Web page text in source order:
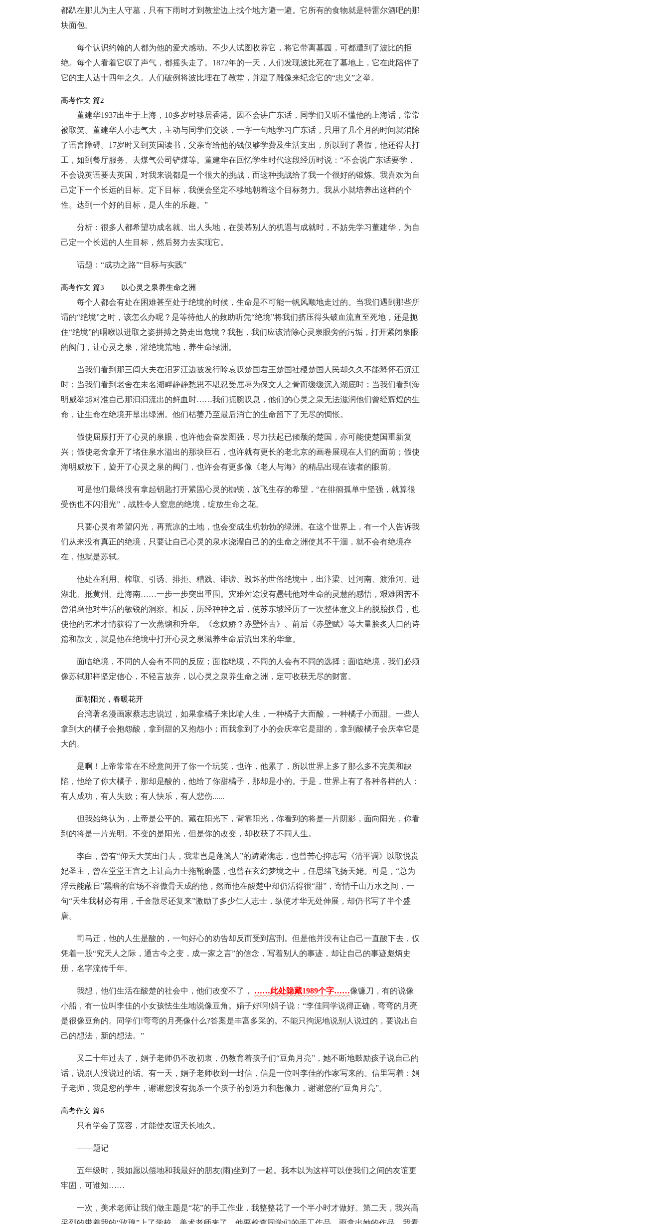
都趴在那儿为主人守墓，只有下雨时才到教堂边上找个地方避一避。它所有的食物就是特雷尔酒吧的那
块面包。
每个认识约翰的人都为他的爱犬感动。不少人试图收养它，将它带离墓园，可都遭到了波比的拒
绝。每个人看着它叹了声气，都摇头走了。1872年的一天，人们发现波比死在了墓地上，它在此陪伴了
它的主人达十四年之久。人们破例将波比埋在了教堂，并建了雕像来纪念它的“忠义”之举。
高考作文 篇2
董建华1937出生于上海，10多岁时移居香港。因不会讲广东话，同学们又听不懂他的上海话，常常
被取笑。董建华人小志气大，主动与同学们交谈，一字一句地学习广东话，只用了几个月的时间就消除
了语言障碍。17岁时又到英国读书，父亲寄给他的钱仅够学费及生活支出，所以到了暑假，他还得去打
工，如到餐厅服务、去煤气公司铲煤等。董建华在回忆学生时代这段经历时说：“不会说广东话要学，
不会说英语要去英国，对我来说都是一个很大的挑战，而这种挑战给了我一个很好的锻炼。我喜欢为自
己定下一个长远的目标。定下目标，我便会坚定不移地朝着这个目标努力。我从小就培养出这样的个
性。达到一个好的目标，是人生的乐趣。”
分析：很多人都希望功成名就、出人头地，在羡慕别人的机遇与成就时，不妨先学习董建华，为自
己定一个长远的人生目标，然后努力去实现它。
话题：“成功之路”“目标与实践”
高考作文 篇3 以心灵之泉养生命之洲
每个人都会有处在困难甚至处于绝境的时候，生命是不可能一帆风顺地走过的。当我们遇到那些所
谓的“绝境”之时，该怎么办呢？是等待他人的救助听凭“绝境”将我们挤压得头破血流直至死地，还是扼
住“绝境”的咽喉以进取之姿拼搏之势走出危境？我想，我们应该清除心灵泉眼旁的污垢，打开紧闭泉眼
的阀门，让心灵之泉，灌绝境荒地，养生命绿洲。
当我们看到那三闾大夫在汨罗江边披发行呤哀叹楚国君王楚国社稷楚国人民却久久不能释怀石沉江
时；当我们看到老舍在未名湖畔静静愁思不堪忍受屈辱为保文人之骨而缓缓沉入湖底时；当我们看到海
明威举起对准自己那汩汩流出的鲜血时……我们扼腕叹息，他们的心灵之泉无法滋润他们曾经辉煌的生
命，让生命在绝境开垦出绿洲。他们枯萎乃至最后消亡的生命留下了无尽的惆怅。
假使屈原打开了心灵的泉眼，也许他会奋发图强，尽力扶起已倾颓的楚国，亦可能使楚国重新复
兴；假使老舍拿开了堵住泉水溢出的那块巨石，也许就有更长的老北京的画卷展现在人们的面前；假使
海明威放下，旋开了心灵之泉的阀门，也许会有更多像《老人与海》的精品出现在读者的眼前。
可是他们最终没有拿起钥匙打开紧固心灵的枷锁，放飞生存的希望，“在徘徊孤单中坚强，就算很
受伤也不闪泪光”，战胜令人窒息的绝境，绽放生命之花。
只要心灵有希望闪光，再荒凉的土地，也会变成生机勃勃的绿洲。在这个世界上，有一个人告诉我
们从来没有真正的绝境，只要让自己心灵的泉水浇灌自己的的生命之洲使其不干涸，就不会有绝境存
在，他就是苏轼。
他处在利用、榨取、引诱、排拒、糟践、诽谤、毁坏的世俗绝境中，出汴梁、过河南、渡淮河、进
湖北、抵黄州、赴海南……一步一步突出重围。灾难舛途没有愚钝他对生命的灵慧的感悟，艰难困苦不
曾消磨他对生活的敏锐的洞察。相反，历经种种之后，使苏东坡经历了一次整体意义上的脱胎换骨，也
使他的艺术才情获得了一次蒸馏和升华。《念奴娇？赤壁怀古》、前后《赤壁赋》等大量脍炙人口的诗
篇和散文，就是他在绝境中打开心灵之泉滋养生命后流出来的华章。
面临绝境，不同的人会有不同的反应；面临绝境，不同的人会有不同的选择；面临绝境，我们必须
像苏轼那样坚定信心，不轻言放弃，以心灵之泉养生命之洲，定可收获无尽的财富。
面朝阳光，春暖花开
台湾著名漫画家蔡志忠说过，如果拿橘子来比喻人生，一种橘子大而酸，一种橘子小而甜。一些人
拿到大的橘子会抱怨酸，拿到甜的又抱怨小；而我拿到了小的会庆幸它是甜的，拿到酸橘子会庆幸它是
大的。
是啊！上帝常常在不经意间开了你一个玩笑，也许，他累了，所以世界上多了那么多不完美和缺
陷，他给了你大橘子，那却是酸的，他给了你甜橘子，那却是小的。于是，世界上有了各种各样的人：
有人成功，有人失败；有人快乐，有人悲伤......
但我始终认为，上帝是公平的。藏在阳光下，背靠阳光，你看到的将是一片阴影，面向阳光，你看
到的将是一片光明。不变的是阳光，但是你的改变，却收获了不同人生。
李白，曾有“仰天大笑出门去，我辈岂是蓬篙人”的踌躇满志，也曾苦心抑志写《清平调》以取悦贵
妃圣主，曾在堂堂王宫之上让高力士拖靴磨墨，也曾在玄幻梦境之中，任思绪飞扬天姥。可是，“总为
浮云能蔽日”黑暗的官场不容傲骨天成的他，然而他在酸楚中却仍活得很“甜”，寄情千山万水之间，一
句“天生我材必有用，千金散尽还复来”激励了多少仁人志士，纵使才华无处伸展，却仍书写了半个盛
唐。
司马迁，他的人生是酸的，一句好心的劝告却反而受到宫刑。但是他并没有让自己一直酸下去，仅
凭着一股“究天人之际，通古今之变，成一家之言”的信念，写着别人的事迹，却让自己的事迹彪炳史
册，名字流传千年。
我想，他们生活在酸楚的社会中，他们改变不了， ……此处隐藏1989个字……像镰刀，有的说像
小船，有一位叫李佳的小女孩怯生生地说像豆角。娟子好啊!娟子说：“李佳同学说得正确，弯弯的月亮
是很像豆角的。同学们!弯弯的月亮像什么?答案是丰富多采的。不能只拘泥地说别人说过的，要说出自
己的想法，新的想法。”
又二十年过去了，娟子老师仍不改初衷，仍教育着孩子们“豆角月亮”，她不断地鼓励孩子说自己的
话，说别人没说过的话。有一天，娟子老师收到一封信，信是一位叫李佳的作家写来的。信里写着：娟
子老师，我是您的学生，谢谢您没有扼杀一个孩子的创造力和想像力，谢谢您的“豆角月亮”。
高考作文 篇6
只有学会了宽容，才能使友谊天长地久。
——题记
五年级时，我如愿以偿地和我最好的朋友(雨)坐到了一起。我本以为这样可以使我们之间的友谊更
牢固，可谁知……
一次，美术老师让我们做主题是“花”的手工作业，我整整花了一个半小时才做好。第二天，我兴高